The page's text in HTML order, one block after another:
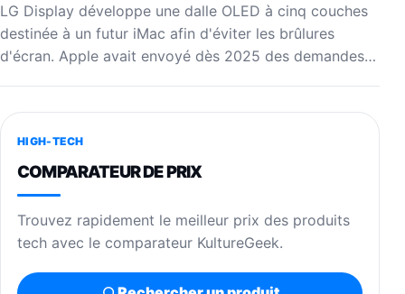
LG Display développe une dalle OLED à cinq couches
destinée à un futur iMac afin d'éviter les brûlures
d'écran. Apple avait envoyé dès 2025 des demandes…
HIGH-TECH
COMPARATEUR DE PRIX
Trouvez rapidement le meilleur prix des produits
tech avec le comparateur KultureGeek.